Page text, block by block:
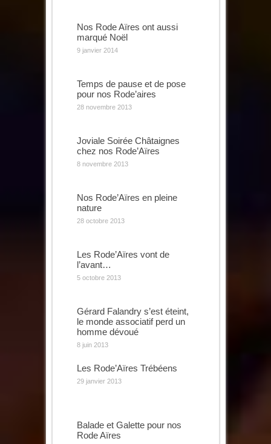
Nos Rode Aïres ont aussi
marqué Noël
9 janvier 2014
Temps de pause et de pose
pour nos Rode’aires
28 novembre 2013
Joviale Soirée Châtaignes
chez nos Rode’Aïres
8 novembre 2013
Nos Rode’Aïres en pleine
nature
28 octobre 2013
Les Rode’Aïres vont de
l’avant…
5 octobre 2013
Gérard Falandry s’est éteint,
le monde associatif perd un
homme dévoué
8 juin 2013
Les Rode’Aïres Trébéens
29 janvier 2013
Balade et Galette pour nos
Rode Aïres